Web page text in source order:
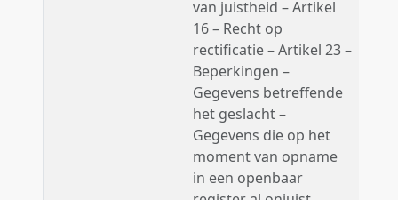
van juistheid – Artikel
16 – Recht op
rectificatie – Artikel 23 –
Beperkingen –
Gegevens betreffende
het geslacht –
Gegevens die op het
moment van opname
in een openbaar